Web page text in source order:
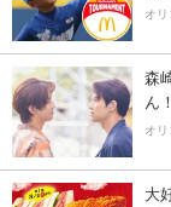
オ
森
ん！
オ
大